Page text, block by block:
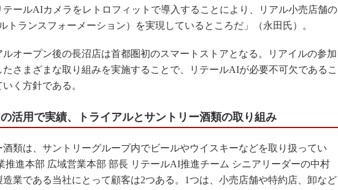
テールAIカメラをレトロフィットで導入することにより、リアル小売店舗の
トランスフォーメーション）を実現しているところだ」（永田氏）。
オープン後の長沼店は首都圏初のスマートストアとなる。リアイルの参加
さまざまな取り組みを実施することで、リテールAIが必要不可欠であるこ
く方針である。
活用で実績、トライアルとサントリー酒類の取り組み
類は、サントリーグループ内でビールやウイスキーなどを取り扱ってい
推進本部 広域営業本部 部長 リテールAI推進チーム シニアリーダーの中村
業である当社にとって顧客は2つある。1つは、小売店舗や特約店、卸など